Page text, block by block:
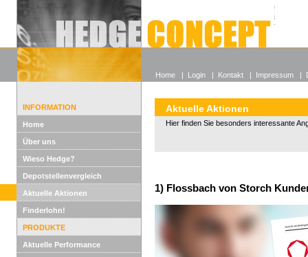
Alle
Wieso
INFORMATION
Home
Über uns
Wieso Hedge?
Depotstellenvergleich
Aktuelle Aktionen
Finderlohn!
PRODUKTE
Aktuelle Performance
Aktuelle Aktionen
Hier finden Sie besonders interessante
1) Flossbach von Storch
Home | Login | Kontakt | Impressum |